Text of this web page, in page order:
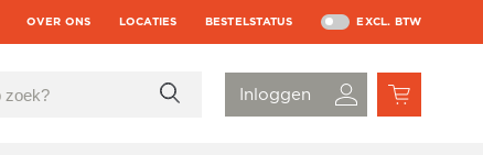
OVER ONS LOCATIES BESTELSTATUS EXCL. BTW